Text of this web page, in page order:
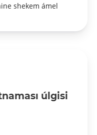
shekem ámel
úlgisi